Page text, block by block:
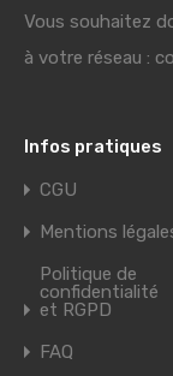
Vous souhaitez
à votre réseau :
Infos pratiques
CGU
Mentions
Politique de
confidentialité
et RGPD
FAQ